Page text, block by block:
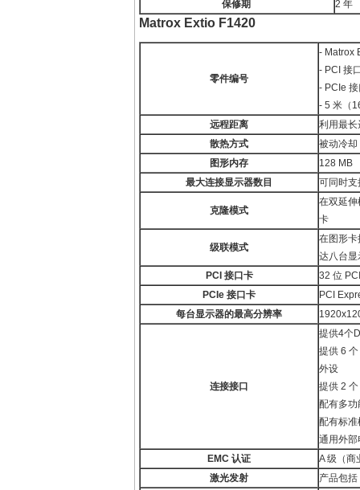
保修期 2 年
Matrox Extio F1420
零件编号
- Matrox
- PCI 接
- PCIe
- 5 米（
远程距离
利用最
散热方式
被动冷却
图形内存
128 MB
最大连接显示器数目
可同时支
克隆模式
在双延伸
卡
级联模式
在图形
达八台显
PCI 接口卡
32 位
PCIe 接口卡
PCI
每台显示器的最高分辨率
连接接口
提供4个
提供 6
外设
提供 2
配有多功
配有标准
通用外
EMC 认证
A 级（商
激光发射
产品包